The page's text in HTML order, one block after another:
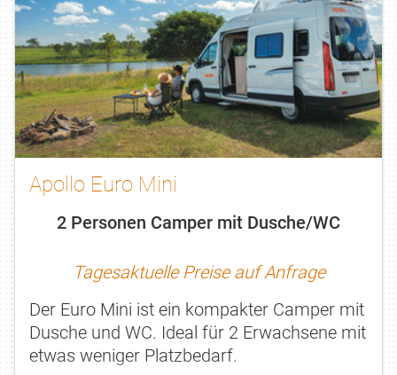
Apollo Euro Mini
2 Personen Camper mit Dusche/WC
Tagesaktuelle Preise auf Anfrage
Der Euro Mini ist ein kompakter Camper mit
Dusche und WC. Ideal für 2 Erwachsene mit
etwas weniger Platzbedarf.